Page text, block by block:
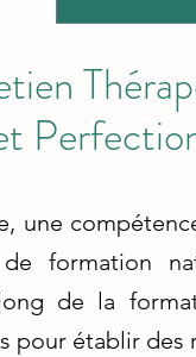
une
formation
de la
pour établir